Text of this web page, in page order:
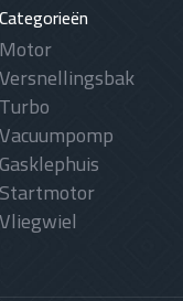
Categorieën
Motor
Versnellingsbak
Turbo
Vacuumpomp
Gasklephuis
Startmotor
Vliegwiel